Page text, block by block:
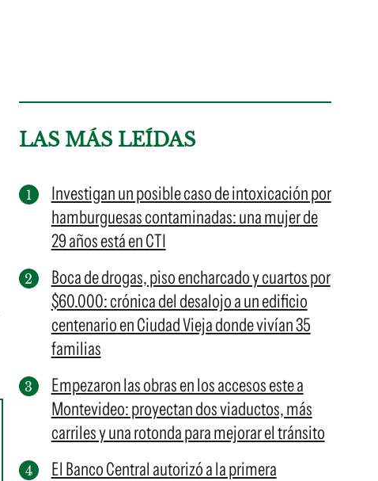
LAS MÁS LEÍDAS
Investigan un posible caso de intoxicación por
hamburguesas contaminadas: una mujer de
29 años está en CTI
Boca de drogas, piso encharcado y cuartos por
$60.000: crónica del desalojo a un edificio
centenario en Ciudad Vieja donde vivían 35
familias
Empezaron las obras en los accesos este a
Montevideo: proyectan dos viaductos, más
carriles y una rotonda para mejorar el tránsito
El Banco Central autorizó a la primera